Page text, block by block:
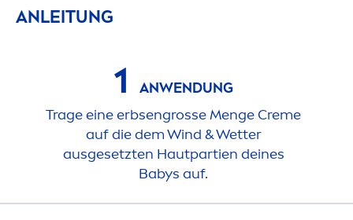
ANLEITUNG
1
ANWENDUNG
Trage eine erbsengrosseMenge Creme
auf die dem Wind & Wetter
ausgesetzten Hautpartien deines
Babys auf.